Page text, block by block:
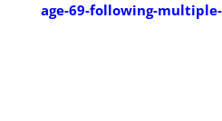
age-69-following-